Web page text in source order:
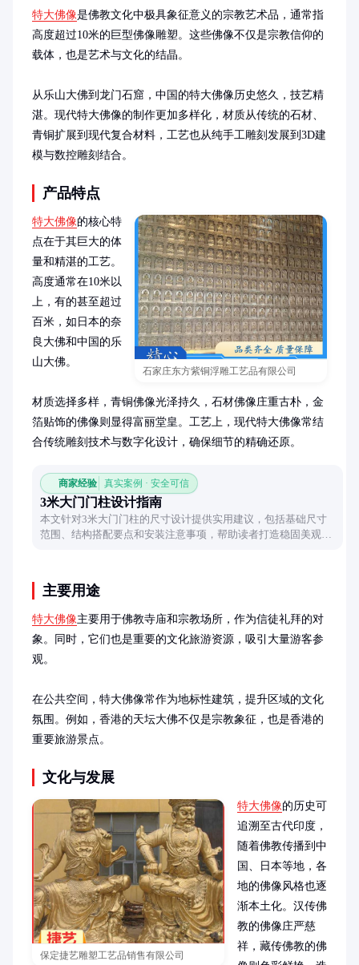
特大佛像是佛教文化中极具象征意义的宗教艺术品，通常指
高度超过10米的巨型佛像雕塑。这些佛像不仅是宗教信仰的
载体，也是艺术与文化的结晶。
从乐山大佛到龙门石窟，中国的特大佛像历史悠久，技艺精
湛。现代特大佛像的制作更加多样化，材质从传统的石材、
青铜扩展到现代复合材料，工艺也从纯手工雕刻发展到3D建
模与数控雕刻结合。
产品特点
石家庄东方紫铜浮雕工艺品有限公司
特大佛像的核心特
点在于其巨大的体
量和精湛的工艺。
高度通常在10米以
上，有的甚至超过
百米，如日本的奈
良大佛和中国的乐
山大佛。
材质选择多样，青铜佛像光泽持久，石材佛像庄重古朴，金
箔贴饰的佛像则显得富丽堂皇。工艺上，现代特大佛像常结
合传统雕刻技术与数字化设计，确保细节的精确还原。
商家经验 真实案例 · 安全可信
3米大门门柱设计指南
本文针对3米大门门柱的尺寸设计提供实用建议，包括基础尺寸
范围、结构搭配要点和安装注意事项，帮助读者打造稳固美观的
主要用途
特大佛像主要用于佛教寺庙和宗教场所，作为信徒礼拜的对
象。同时，它们也是重要的文化旅游资源，吸引大量游客参
观。
在公共空间，特大佛像常作为地标性建筑，提升区域的文化
氛围。例如，香港的天坛大佛不仅是宗教象征，也是香港的
重要旅游景点。
文化与发展
保定捷艺雕塑工艺品销售有限公司
特大佛像的历史可
追溯至古代印度，
随着佛教传播到中
国、日本等地，各
地的佛像风格也逐
渐本土化。汉传佛
教的佛像庄严慈
祥，藏传佛教的佛